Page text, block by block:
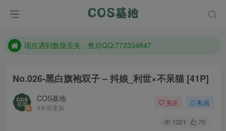
现在遇到数据丢失，售后QQ:772334847
防失联：百度搜索《趣画刊》，实时查看最新站点。
No.026-黑白旗袍双子 – 抖娘_利世×不呆猫 [41P]
COS基地
4年前更新
关注 私信
1321 70